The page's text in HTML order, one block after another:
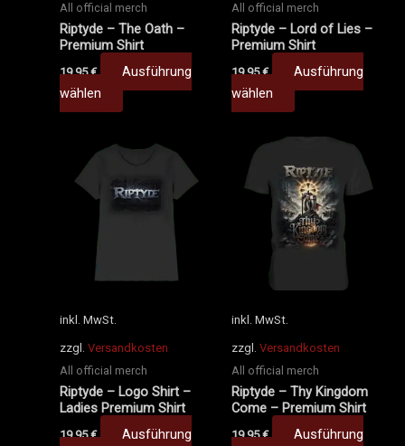
All official merch
Riptyde – The Oath –
Premium Shirt
19,95€
Ausführung
wählen
Produktseite
gewählt
werden
All official merch
Riptyde – Lord of Lies –
Premium Shirt
19,95€
Ausführung
wählen
Produktseite
gewählt
werden
inkl. MwSt.
zzgl.Versandkosten
All official merch
Riptyde – Logo Shirt –
Ladies Premium Shirt
19,95€
Ausführung
Dieses
weist
mehrere
Varianten
Die
auf
Produktseite
gewählt
werden
inkl. MwSt.
zzgl. Versandkosten
All official merch
Riptyde – Thy Kingdom
Come – Premium Shirt
19,95€
Ausführung
Produkt
weist
mehrere
Varianten
auf
Produktseite
gewählt
werden